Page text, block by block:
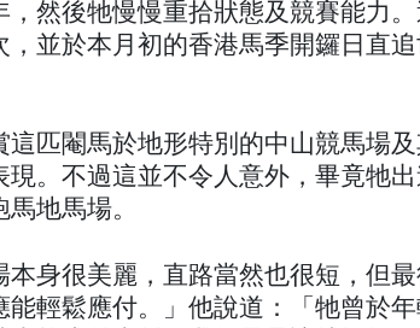
，然後牠慢慢重拾狀態及競賽能力
，並於本月初的香港馬季開鑼日直
這匹閹馬於地形特別的中山競馬場
現。不過這並不令人意外，畢竟牠
地馬場。
本身很美麗，直路當然也很短，但
能輕鬆應付。」他說道：「牠曾於